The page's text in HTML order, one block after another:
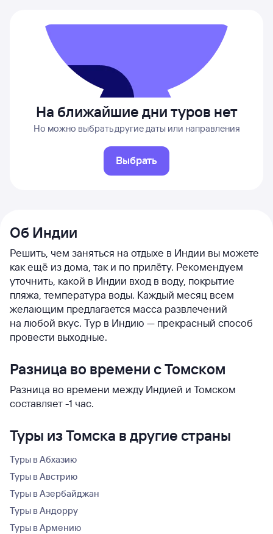
На ближайшие дни туров нет
Но можно выбрать другие даты или направления
Выбрать
Об Индии
Решить, чем заняться на отдыхе в Индии вы можете
как ещё из дома, так и по прилёту. Рекомендуем
уточнить, какой в Индии вход в воду, покрытие
пляжа, температура воды. Каждый месяц всем
желающим предлагается масса развлечений
на любой вкус. Тур в Индию — прекрасный способ
провести выходные.
Разница во времени с Томском
Разница во времени между Индией и Томском
составляет -1 час.
Туры из Томска в другие страны
Туры в Абхазию
Туры в Австрию
Туры в Азербайджан
Туры в Андорру
Туры в Армению